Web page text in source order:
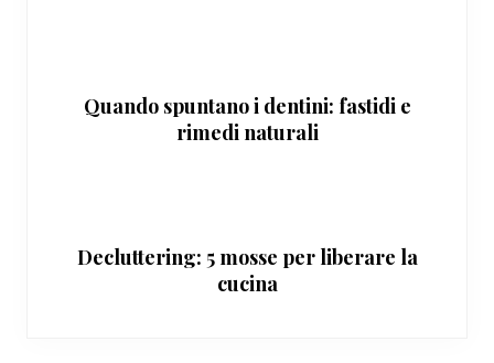
Quando spuntano i dentini: fastidi e
rimedi naturali
Decluttering: 5 mosse per liberare la
cucina